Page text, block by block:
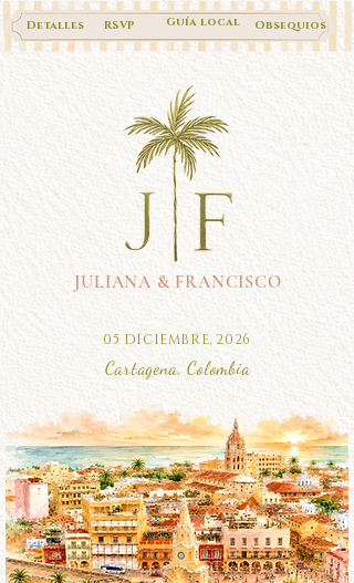
Guía local
Detalles RSVP Obsequios
JULIANA & FRANCISCO
05 DICIEMBRE, 2026
Cartagena, Colombia